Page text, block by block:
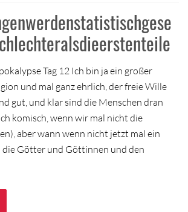
Tag 12 Ich bin ja ein großer
und mal ganz ehrlich, der freie Wille
gut, und klar sind die Menschen dran
komisch, wenn wir mal nicht die
aber wann wenn nicht jetzt mal ein
die Götter und Göttinnen und den